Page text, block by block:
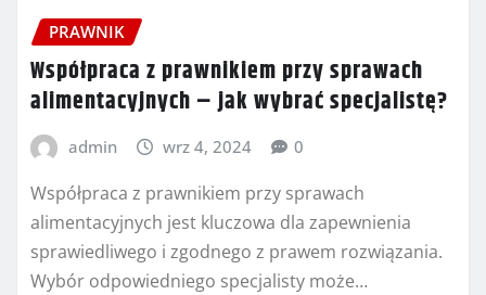
PRAWNIK
Współpraca z prawnikiem przy sprawach
alimentacyjnych – jak wybrać specjalistę?
admin wrz 4, 2024 0
Współpraca z prawnikiem przy sprawach
alimentacyjnych jest kluczowa dla zapewnienia
sprawiedliwego i zgodnego z prawem rozwiązania.
Wybór odpowiedniego specjalisty może…